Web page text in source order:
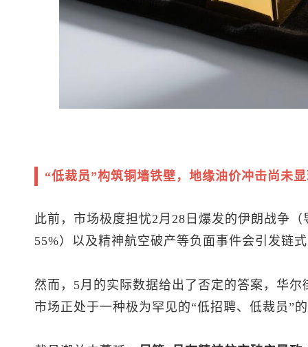
“低裁员”构筑铜墙铁壁，地缘油价冲击尚未
此前，市场极度担忧2月28日爆发的伊朗战争
55%）以及精神航空破产等负面事件会引发链
然而，5月的实际数据给出了否定的答案，华
市场正处于一种极为罕见的“低招聘、低裁员”